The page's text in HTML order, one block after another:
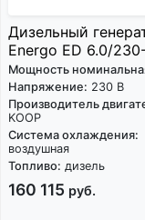
Дизельный
Energo ED 6.0/
Мощность
Напряжение: 230 В
Производитель
KOOP
Система охлаждения:
воздушная
Топливо: дизель
160 115 руб.